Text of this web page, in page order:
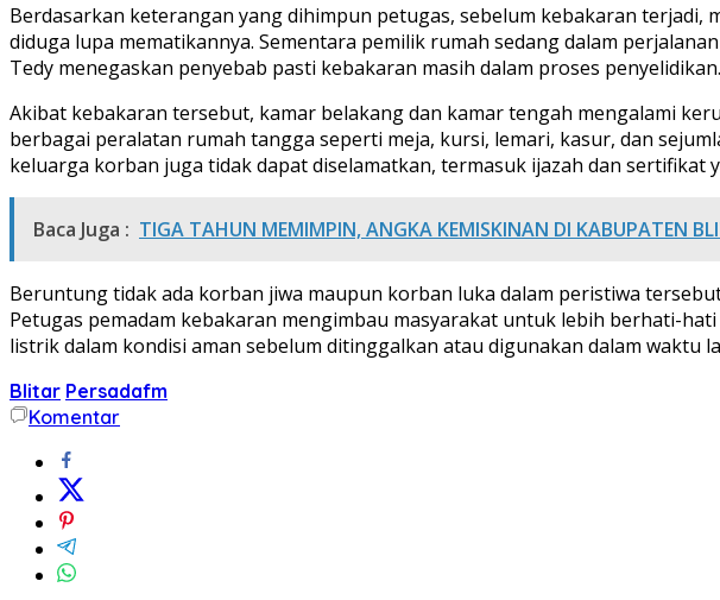
Berdasarkan keterangan yang dihimpun petugas, sebelum kebakaran
diduga lupa mematikannya. Sementara pemilik rumah sedang dalam
Tedy menegaskan penyebab pasti kebakaran masih dalam proses
Akibat kebakaran tersebut, kamar belakang dan kamar tengah mengalami
berbagai peralatan rumah tangga seperti meja, kursi, lemari, kasur, dan
keluarga korban juga tidak dapat diselamatkan, termasuk ijazah dan sertifikat
Baca Juga : TIGA TAHUN MEMIMPIN, ANGKA KEMISKINAN DI KABUPATEN
Beruntung tidak ada korban jiwa maupun korban luka dalam peristiwa
Petugas pemadam kebakaran mengimbau masyarakat untuk lebih berhati-
listrik dalam kondisi aman sebelum ditinggalkan atau digunakan dalam waktu
Blitar Persadafm
Komentar